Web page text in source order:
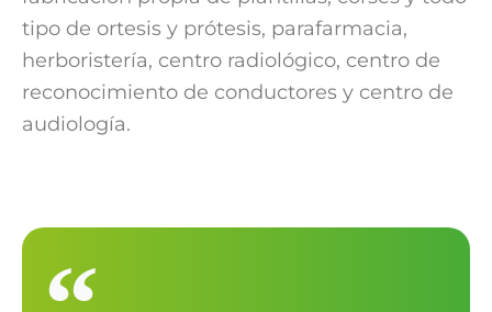
tipo de ortesis y prótesis, parafarmacia,
herboristería, centro radiológico, centro de
reconocimiento de conductores y centro de
audiología.